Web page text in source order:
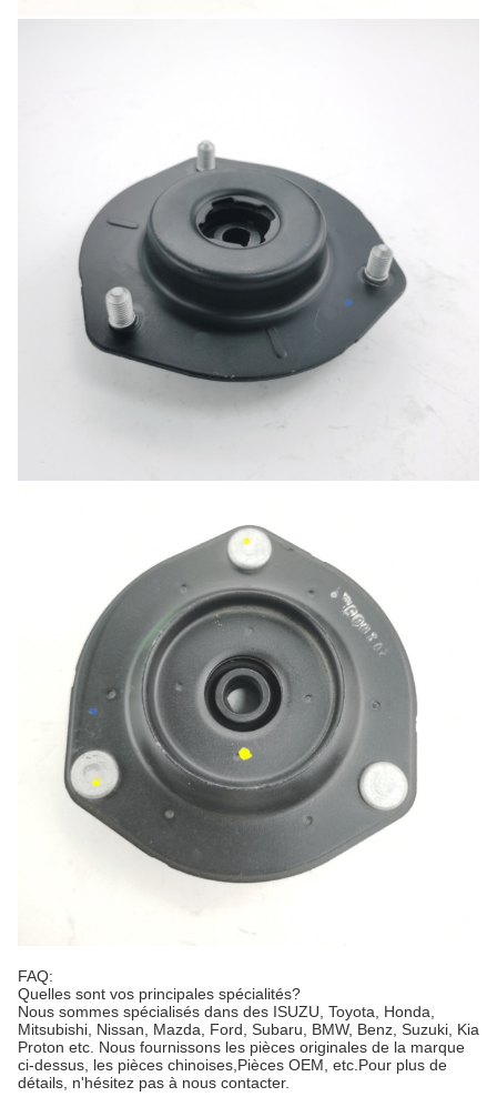
FAQ:
Quelles sont vos principales spécialités?
Nous sommes spécialisés dans des ISUZU, Toyota, Honda,
Mitsubishi, Nissan, Mazda, Ford, Subaru, BMW, Benz, Suzuki, Kia
Proton etc. Nous fournissons les pièces originales de la marque
ci-dessus, les pièces chinoises,Pièces OEM, etc.Pour plus de
détails, n'hésitez pas à nous contacter.